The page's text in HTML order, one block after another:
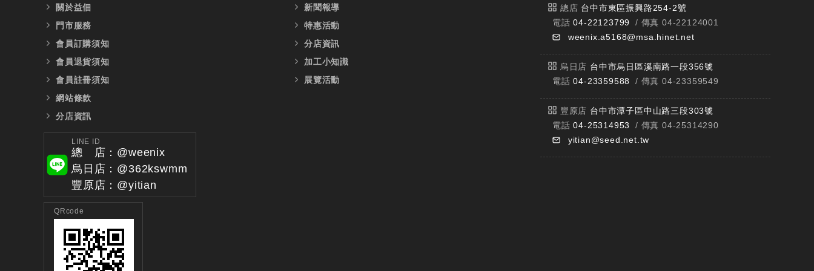
關於益佃
門市服務
會員訂購須知
會員退貨須知
會員註冊須知
網站條款
分店資訊
LINE ID
總 店：@weenix
烏日店：@362kswmm
豐原店：@yitian
QRcode
新聞報導
特惠活動
分店資訊
加工小知識
展覽活動
總店 台中市東區振興路254-2號
電話04-22123799
/ 傳真 04-22124001
weenix.a5168@msa.hinet.net
烏日店 台中市烏日區溪南路一段356號
電話04-23359588 / 傳真 04-23359549
豐原店 台中市潭子區中山路三段303號
電話04-25314953
/ 傳真 04-25314290
yitian@seed.net.tw